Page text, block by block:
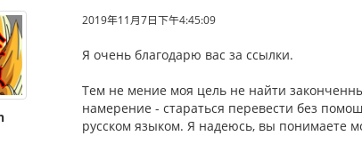
2019年11月7日下午4:45:09
Я очень благодарю вас за ссылки.
Тем не мение моя цель не найти
намерение - стараться перевести без
русском языком. Я надеюсь, вы понимаете